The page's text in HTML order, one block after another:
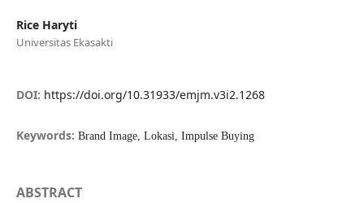
Rice Haryti
Universitas Ekasakti
DOI: https://doi.org/10.31933/emjm.v3i2.1268
Keywords: Brand Image, Lokasi, Impulse Buying
ABSTRACT